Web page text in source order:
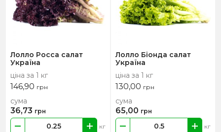
Лолло Росса салат
Україна
ціна за 1 кг
146,90 грн
кг
сума
36,73 грн
Лолло Біонда салат
Україна
ціна за 1 кг
130,00 грн
кг
сума
65,00 грн